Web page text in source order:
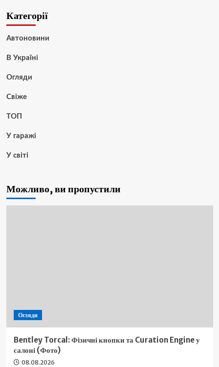
Категорії
Автоновини
В Україні
Огляди
Свіже
ТОП
У гаражі
У світі
Можливо, ви пропустили
Огляди
Bentley Torcal: Фізичні кнопки та Curation Engine у
салоні (Фото)
08.08.2026